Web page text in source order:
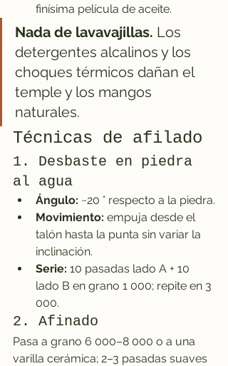
finísima película de aceite.
Nada de lavavajillas. Los
detergentes alcalinos y los
choques térmicos dañan el
temple y los mangos
naturales.
Técnicas de afilado
1. Desbaste en piedra
al agua
Ángulo: ~20 ° respecto a la piedra.
Movimiento: empuja desde el
talón hasta la punta sin variar la
inclinación.
Serie: 10 pasadas lado A + 10
lado B en grano 1 000; repite en 3
000.
2. Afinado
Pasa a grano 6 000–8 000 o a una
varilla cerámica; 2–3 pasadas suaves